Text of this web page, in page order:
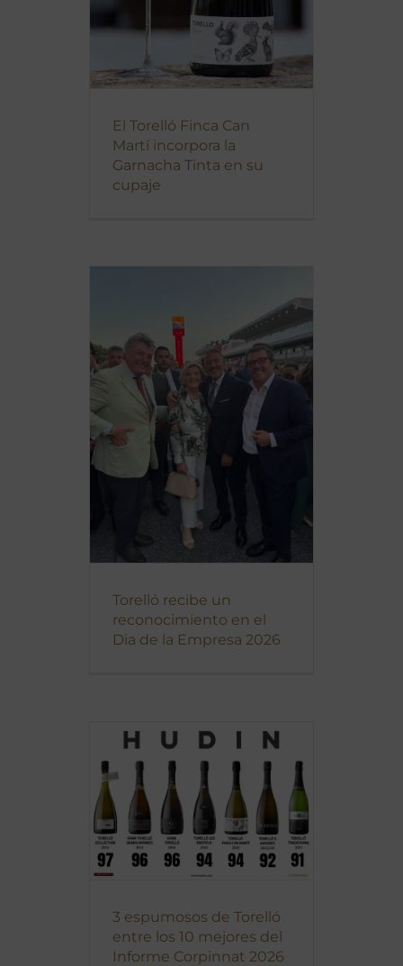
El Torelló Finca Can
Martí incorpora la
Garnacha Tinta en su
cupaje
Torelló recibe un
reconocimiento en el
Dia de la Empresa 2026
3 espumosos de Torelló
entre los 10 mejores del
Informe Corpinnat 2026